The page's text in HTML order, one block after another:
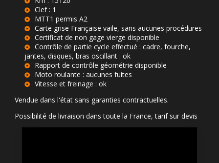
Clef : 1
MTT1 permis A2
Carte grise Française vaile, sans aucunes procédures
Certificat de non gage vierge disponible
Contrôle de partie cycle effectué : cadre, fourche,
jantes, disques, bras oscillant : ok
Rapport de contrôle géométrie disponible
Moto roulante : aucunes fuites
Vitesse et freinage : ok
Vendue dans l'état sans garanties contractuelles.
Possibilité de livraison dans toute la France, tarif sur devis